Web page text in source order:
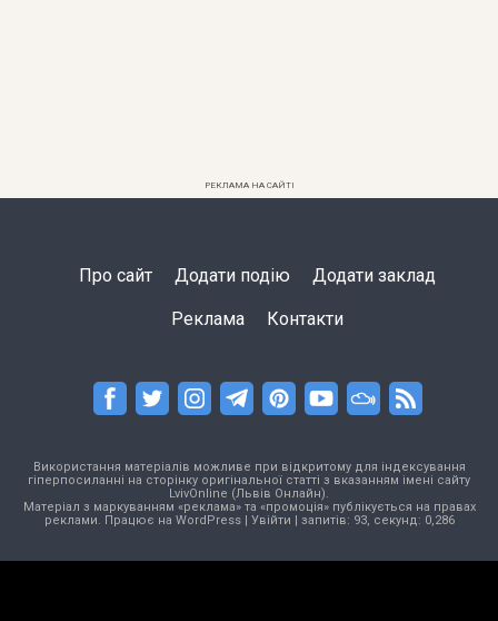
РЕКЛАМА НА САЙТІ
Про сайт Додати подію Додати заклад
Реклама Контакти
Використання матеріалів можливе при відкритому для індексування
гіперпосиланні на сторінку оригінальної статті з вказанням імені сайту
LvivOnline (Львів Онлайн).
Матеріал з маркуванням «реклама» та «промоція» публікується на правах
реклами. Працює на WordPress| Увійти | запитів: 93, секунд: 0,286